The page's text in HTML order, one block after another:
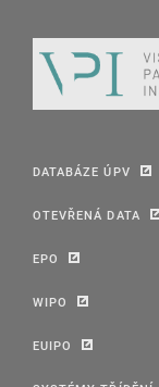
DATABÁZE ÚPV
OTEVŘENÁ DATA
EPO
WIPO
EUIPO